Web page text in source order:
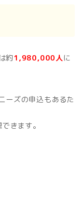
約1,980,000人に
ーズの申込もあるた
きます。